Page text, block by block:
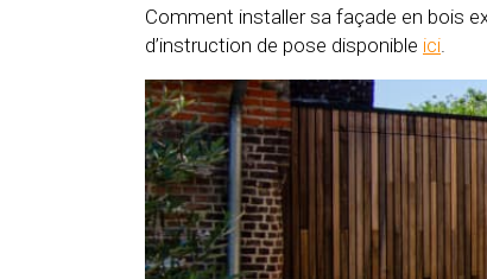
Comment installer sa façade en bois
d’instruction de pose disponible ici.